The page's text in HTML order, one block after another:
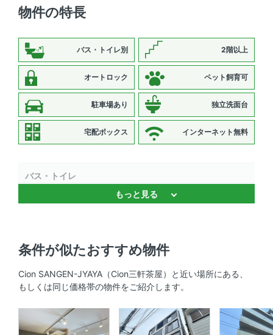
物件の特長
バス・トイレ別 2階以上
オートロック ペット飼育可
駐車場あり 独立洗面台
宅配ボックス インターネット無料
バス・トイレ
独立洗面台 、 温水洗浄便座 、 浴室乾燥機 、 バストイレ
ンロ2口以上
オートロック 、 ＴＶモニタ付きインターホン 、 防犯カメ
もっと見る
条件が似たおすすめ物件
Cion SANGEN-JYAYA（Cion三軒茶屋）と近い場所にある、
もしくは同じ価格帯の物件をご紹介します。